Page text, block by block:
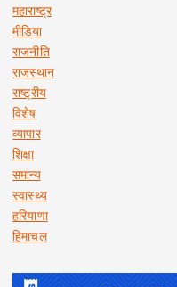
महाराष्ट्र
मीडिया
राजनीति
राजस्थान
राष्ट्रीय
विशेष
व्यापार
शिक्षा
समान्य
स्वास्थ्य
हरियाणा
हिमाचल